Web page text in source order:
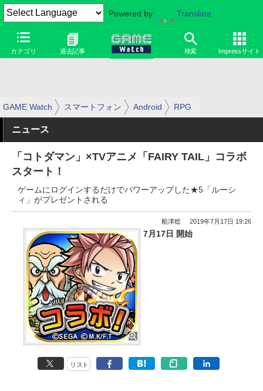
Powered by Translate
カテゴリ 過去記事 検索 Impressサイト
GAME Watch スマートフォン Android RPG
ニュース
「コトダマン」×TVアニメ「FAIRY TAIL」コラボ
スタート！
ゲームにログインするだけでパワーアップした★5「ルーシ
ィ」がプレゼントされる
船津稔 2019年7月17日 19:26
7月17日 開始
リスト